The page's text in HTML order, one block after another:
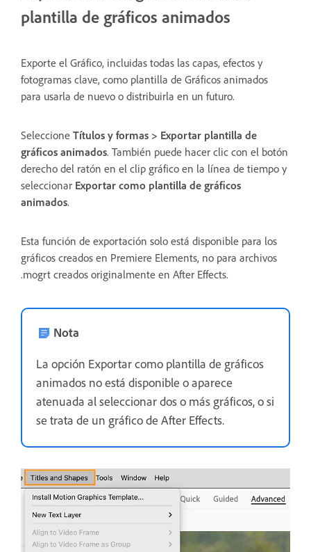
plantilla de gráficos animados
Exporte el Gráfico, incluidas todas las capas, efectos y
fotogramas clave, como plantilla de Gráficos animados
para usarla de nuevo o distribuirla en un futuro.
Seleccione Títulos y formas > Exportar plantilla de
gráficos animados. También puede hacer clic con el botón
derecho del ratón en el clip gráfico en la línea de tiempo y
seleccionar Exportar como plantilla de gráficos
animados.
Esta función de exportación solo está disponible para los
gráficos creados en Premiere Elements, no para archivos
.mogrt creados originalmente en After Effects.
Nota
La opción Exportar como plantilla de gráficos
animados no está disponible o aparece
atenuada al seleccionar dos o más gráficos, o si
se trata de un gráfico de After Effects.